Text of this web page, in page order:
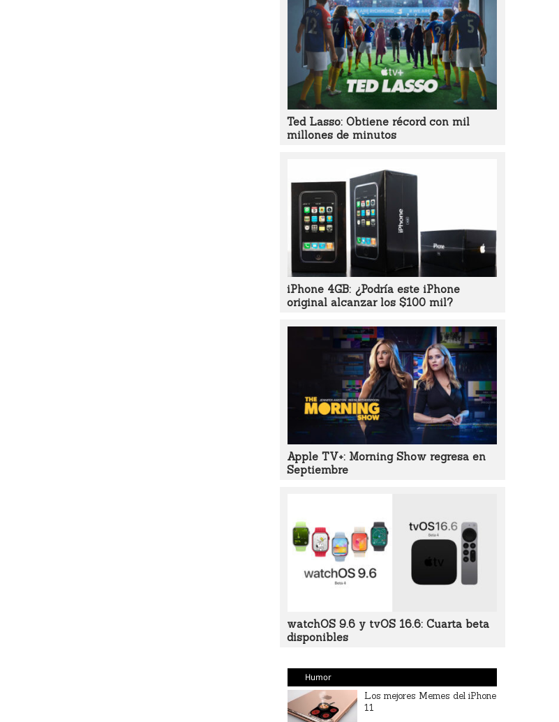
Ted Lasso: Obtiene récord con mil
millones de minutos
iPhone 4GB: ¿Podría este iPhone
original alcanzar los $100 mil?
Apple TV+: Morning Show regresa en
Septiembre
watchOS 9.6 y tvOS 16.6: Cuarta beta
disponibles
Humor
Los mejores Memes del iPhone
11